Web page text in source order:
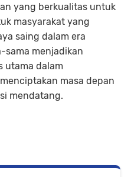
yang berkualitas untuk
masyarakat yang
saing dalam era
sama menjadikan
utama dalam
masa depan
mendatang.